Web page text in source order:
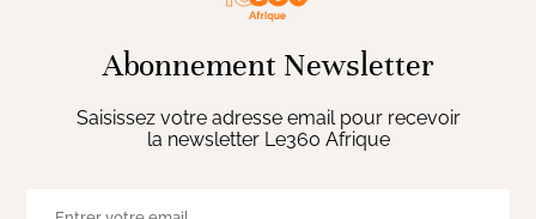
Abonnement Newsletter
Saisissez votre adresse email pour recevoir
la newsletter Le360 Afrique